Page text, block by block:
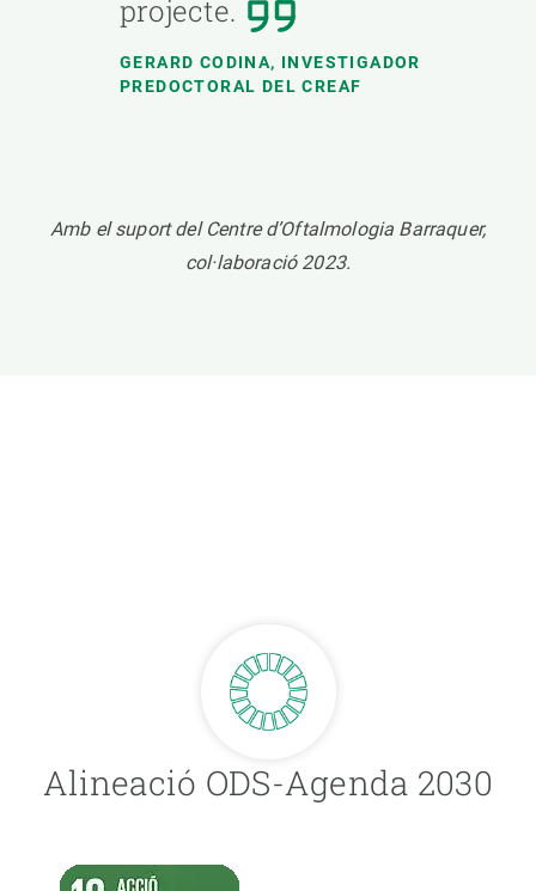
projecte.
GERARD CODINA, INVESTIGADOR
PREDOCTORAL DEL CREAF​
Amb el suport del Centre d’Oftalmologia Barraquer,
col·laboració 2023.
Alineació ODS-Agenda 2030